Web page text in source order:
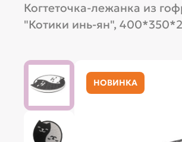
Когтеточка-лежанка из
"Котики инь-ян",
НОВИНКА